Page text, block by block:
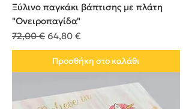
Ξύλινο παγκάκι βάπτισης με πλάτη
"Ονειροπαγίδα"
Κανονική τιμή
72,00 € Τιμή Έκπτωσης
64,80 €
Προσθήκη στο καλάθι